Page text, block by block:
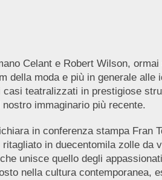
Celant e Robert Wilson,
moda e più in generale
teatralizzati in prestigiose
immaginario più recente.
in conferenza stampa Fran
in duecentomila zolle da
unisce quello degli
nella cultura contemporanea,